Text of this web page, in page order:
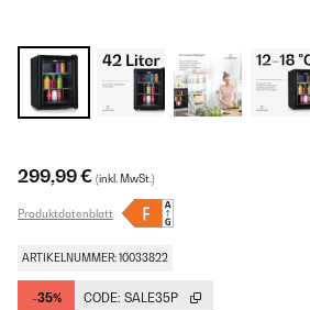
299,99 € (inkl. MwSt.)
Produktdatenblatt
ARTIKELNUMMER: 10033822
-35% CODE: SALE35P